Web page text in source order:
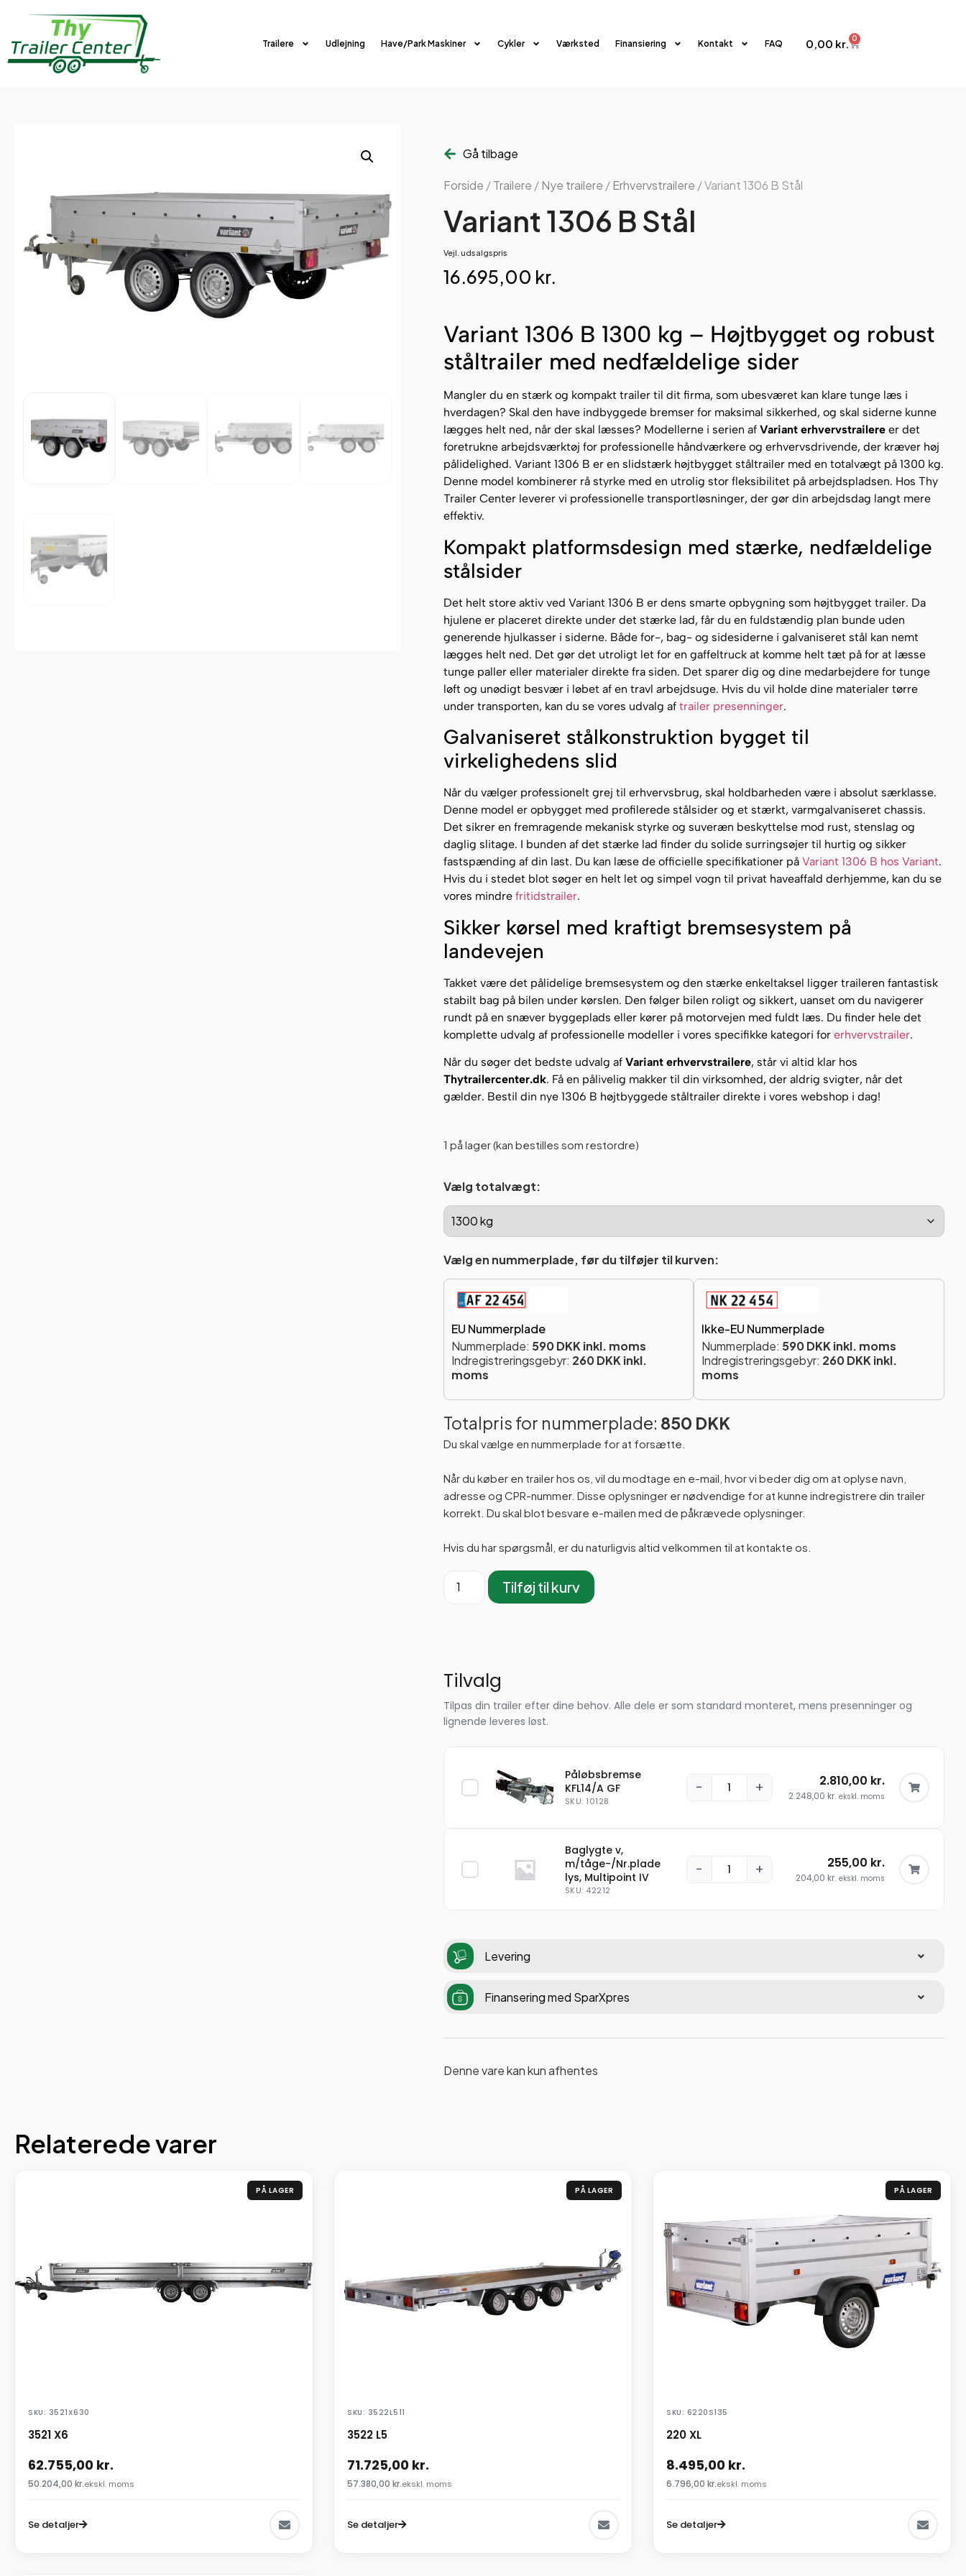
Trailere Udlejning Have/Park Maskiner Cykler Værksted Finansiering Kontakt FAQ 0,00 kr. 0
Gå tilbage
Forside /Trailere /Nye trailere /Erhvervstrailere / Variant 1306 B Stål
Variant 1306 B Stål
Vejl. udsalgspris
16.695,00 kr.
Variant 1306 B 1300 kg – Højtbygget og robust
ståltrailer med nedfældelige sider
Mangler du en stærk og kompakt trailer til dit firma, som ubesværet kan klare tunge læs i
hverdagen? Skal den have indbyggede bremser for maksimal sikkerhed, og skal siderne kunne
lægges helt ned, når der skal læsses? Modellerne i serien af Variant erhvervstrailereer det
foretrukne arbejdsværktøj for professionelle håndværkere og erhvervsdrivende, der kræver høj
pålidelighed. Variant 1306 B er en slidstærk højtbygget ståltrailer med en totalvægt på 1300 kg.
Denne model kombinerer rå styrke med en utrolig stor fleksibilitet på arbejdspladsen. Hos Thy
Trailer Center leverer vi professionelle transportløsninger, der gør din arbejdsdag langt mere
effektiv.
Kompakt platformsdesign med stærke, nedfældelige
stålsider
Det helt store aktiv ved Variant 1306 B er dens smarte opbygning som højtbygget trailer. Da
hjulene er placeret direkte under det stærke lad, får du en fuldstændig plan bunde uden
generende hjulkasser i siderne. Både for-, bag- og sidesiderne i galvaniseret stål kan nemt
lægges helt ned. Det gør det utroligt let for en gaffeltruck at komme helt tæt på for at læsse
tunge paller eller materialer direkte fra siden. Det sparer dig og dine medarbejdere for tunge
løft og unødigt besvær i løbet af en travl arbejdsuge. Hvis du vil holde dine materialer tørre
under transporten, kan du se vores udvalg af trailer presenninger.
Galvaniseret stålkonstruktion bygget til
virkelighedens slid
Når du vælger professionelt grej til erhvervsbrug, skal holdbarheden være i absolut særklasse.
Denne model er opbygget med profilerede stålsider og et stærkt, varmgalvaniseret chassis.
Det sikrer en fremragende mekanisk styrke og suveræn beskyttelse mod rust, stenslag og
daglig slitage. I bunden af det stærke lad finder du solide surringsøjer til hurtig og sikker
fastspænding af din last. Du kan læse de officielle specifikationer på Variant 1306 B hos Variant.
Hvis du i stedet blot søger en helt let og simpel vogn til privat haveaffald derhjemme, kan du se
vores mindre fritidstrailer.
Sikker kørsel med kraftigt bremsesystem på
landevejen
Takket være det pålidelige bremsesystem og den stærke enkeltaksel ligger traileren fantastisk
stabilt bag på bilen under kørslen. Den følger bilen roligt og sikkert, uanset om du navigerer
rundt på en snæver byggeplads eller kører på motorvejen med fuldt læs. Du finder hele det
komplette udvalg af professionelle modeller i vores specifikke kategori for erhvervstrailer.
Når du søger det bedste udvalg af Variant erhvervstrailere, står vi altid klar hos
Thytrailercenter.dk. Få en pålivelig makker til din virksomhed, der aldrig svigter, når det
gælder. Bestil din nye 1306 B højtbyggede ståltrailer direkte i vores webshop i dag!
1 på lager (kan bestilles som restordre)
Vælg totalvægt:
Vælg en nummerplade, før du tilføjer til kurven:
EU Nummerplade
Nummerplade: 590 DKK inkl. moms
Indregistreringsgebyr: 260 DKK inkl.
moms
Ikke-EU Nummerplade
Nummerplade: 590 DKK inkl. moms
Indregistreringsgebyr: 260 DKK inkl.
moms
Totalpris for nummerplade: 850 DKK
Du skal vælge en nummerplade for at forsætte.
Når du køber en trailer hos os, vil du modtage en e-mail, hvor vi beder dig om at oplyse navn,
adresse og CPR-nummer. Disse oplysninger er nødvendige for at kunne indregistrere din trailer
korrekt. Du skal blot besvare e-mailen med de påkrævede oplysninger.
Hvis du har spørgsmål, er du naturligvis altid velkommen til at kontakte os.
Tilføj til kurv
Tilvalg
Tilpas din trailer efter dine behov. Alle dele er som standard monteret, mens presenninger og
lignende leveres løst.
Påløbsbremse
KFL14/A GF
SKU: 10128
− + 2.810,00 kr.
2.248,00 kr. ekskl. moms
Baglygte v,
m/tåge-/Nr.plade
lys, Multipoint IV
SKU: 42212
− + 255,00 kr.
204,00 kr. ekskl. moms
Levering
Finansering med SparXpres
Denne vare kan kun afhentes
Relaterede varer
PÅ LAGER
SKU: 3521X630
3521 X6
62.755,00 kr.
50.204,00 kr.ekskl. moms
Se detaljer
PÅ LAGER
SKU: 3522L511
3522 L5
71.725,00 kr.
57.380,00 kr.ekskl. moms
Se detaljer
PÅ LAGER
SKU: 6220S135
220 XL
8.495,00 kr.
6.796,00 kr.ekskl. moms
Se detaljer